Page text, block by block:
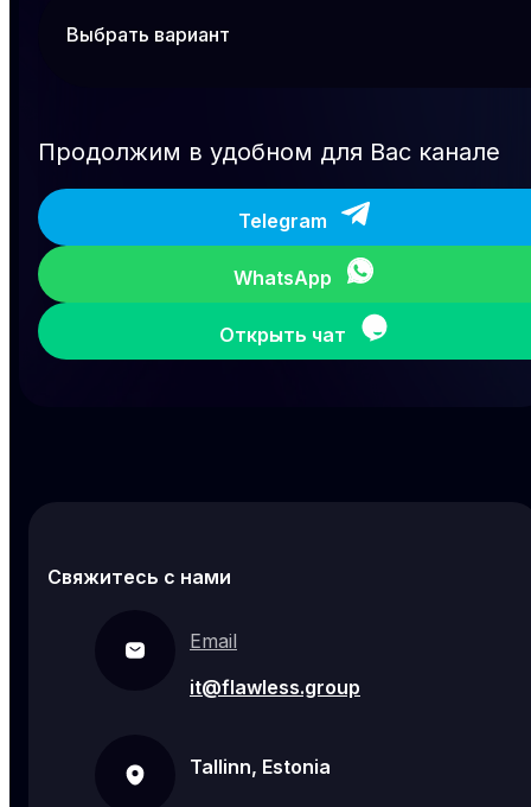
Продолжим в удобном для Вас канале
Telegram
WhatsApp
Открыть чат
Свяжитесь с нами
Email
it@flawless.group
Tallinn, Estonia